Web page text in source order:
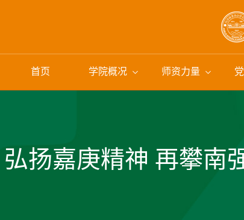
首页 学院概况 师资力量
弘扬嘉庚精神 再攀南